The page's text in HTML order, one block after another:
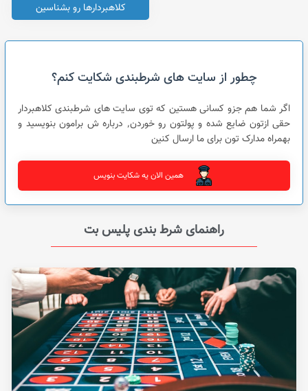
کلاهبردارها رو بشناسین
چطور از سایت های شرطبندی شکایت کنم؟
اگر شما هم جزو کسانی هستین که توی سایت های شرطبندی کلاهبردار
حقی ازتون ضایع شده و پولتون رو خوردن٬ درباره ش برامون بنویسید و
بهمراه مدارک تون برای ما ارسال کنین
همین الان یه شکایت بنویس
راهنمای شرط بندی پلیس بت